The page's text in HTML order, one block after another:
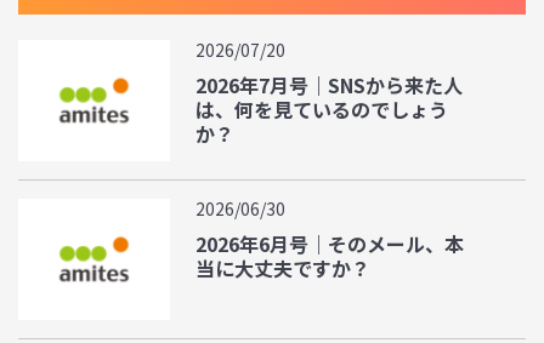
2026/07/20
2026年7月号｜SNSから来た人
は、何を見ているのでしょう
か？
2026/06/30
2026年6月号｜そのメール、本
当に大丈夫ですか？